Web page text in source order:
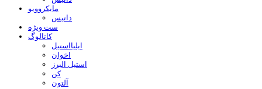
مایکروویو
داتیس
ست ویژه
کاتالوگ
ایلیااستیل
اخوان
استیل البرز
کن
آلتون